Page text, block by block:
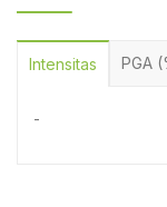
Intensitas PGA
-